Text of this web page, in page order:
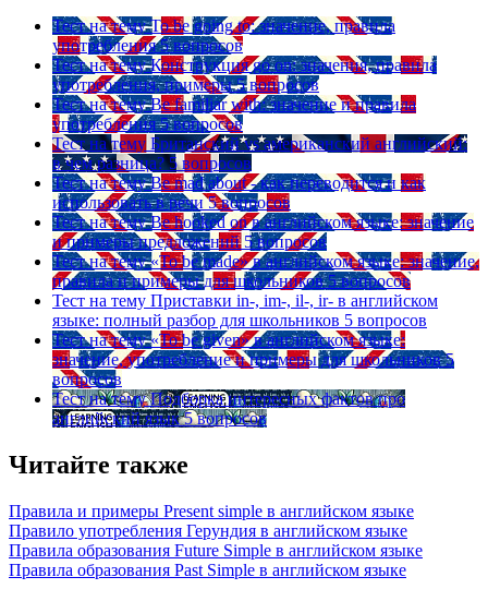
Тест на тему To be going to: значение, правила
употребления 5 вопросов
Тест на тему Конструкция go on: значения, правила
употребления, примеры 5 вопросов
Тест на тему Be familiar with: значение и правила
употребления 5 вопросов
Тест на тему Британский vs американский английский:
в чем разница? 5 вопросов
Тест на тему Be mad about - как переводится и как
использовать в речи 5 вопросов
Тест на тему Be hooked on в английском языке: значение
и примеры предложений 5 вопросов
Тест на тему «To be made» в английском языке: значение,
правила и примеры для школьников 5 вопросов
Тест на тему Приставки in-, im-, il-, ir- в английском
языке: полный разбор для школьников 5 вопросов
Тест на тему «To be given» в английском языке:
значение, употребление и примеры для школьников 5
вопросов
Тест на тему Подборка интересных фактов про
английский язык 5 вопросов
Читайте также
Правила и примеры Рresent simple в английском языке
Правило употребления Герундия в английском языке
Правила образования Future Simple в английском языке
Правила образования Past Simple в английском языке